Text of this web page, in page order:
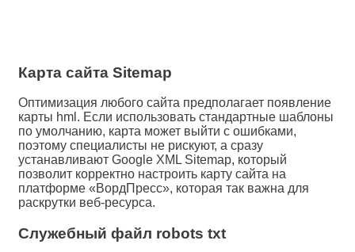
Карта сайта Sitemap
Оптимизация любого сайта предполагает появление
карты hml. Если использовать стандартные шаблоны
по умолчанию, карта может выйти с ошибками,
поэтому специалисты не рискуют, а сразу
устанавливают Google XML Sitemap, который
позволит корректно настроить карту сайта на
платформе «ВордПресс», которая так важна для
раскрутки веб-ресурса.
Служебный файл robots txt